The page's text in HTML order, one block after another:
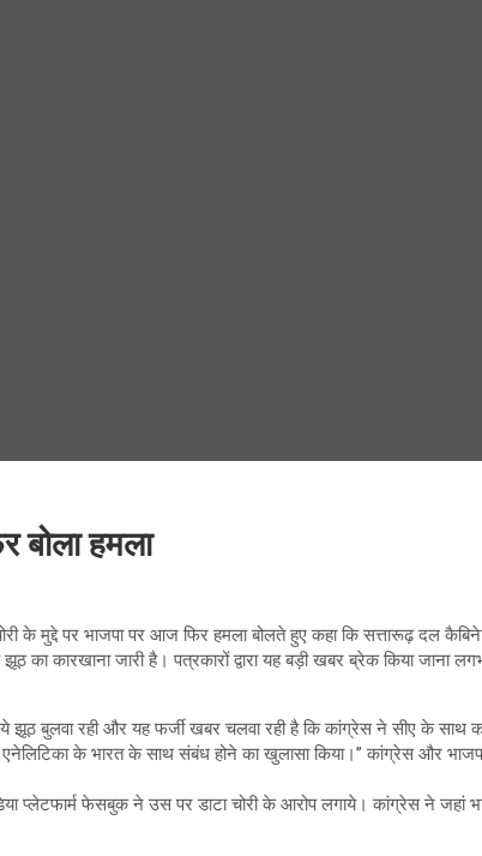
बोला हमला
के मुद्दे पर भाजपा पर आज फिर हमला बोलते हुए कहा कि सत्तारूढ़ दल
झूठ का कारखाना जारी है। पत्रकारों द्वारा यह बड़ी खबर ब्रेक किया
झूठ बुलवा रही और यह फर्जी खबर चलवा रही है कि कांग्रेस ने सीए के साथ
के भारत के साथ संबंध होने का खुलासा किया।’’ कांग्रेस और
प्लेटफार्म फेसबुक ने उस पर डाटा चोरी के आरोप लगाये। कांग्रेस ने जहां